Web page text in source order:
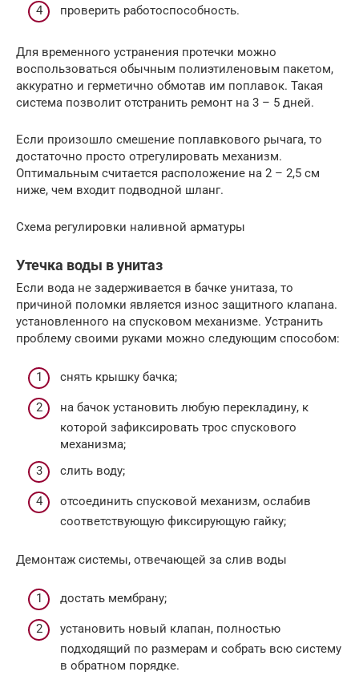
проверить работоспособность.
Для временного устранения протечки можно
воспользоваться обычным полиэтиленовым пакетом,
аккуратно и герметично обмотав им поплавок. Такая
система позволит отстранить ремонт на 3 – 5 дней.
Если произошло смешение поплавкового рычага, то
достаточно просто отрегулировать механизм.
Оптимальным считается расположение на 2 – 2,5 см
ниже, чем входит подводной шланг.
Схема регулировки наливной арматуры
Утечка воды в унитаз
Если вода не задерживается в бачке унитаза, то
причиной поломки является износ защитного клапана.
установленного на спусковом механизме. Устранить
проблему своими руками можно следующим способом:
снять крышку бачка;
на бачок установить любую перекладину, к
которой зафиксировать трос спускового
механизма;
слить воду;
отсоединить спусковой механизм, ослабив
соответствующую фиксирующую гайку;
Демонтаж системы, отвечающей за слив воды
достать мембрану;
установить новый клапан, полностью
подходящий по размерам и собрать всю систему
в обратном порядке.